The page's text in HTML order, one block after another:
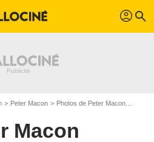
profil search
Peter Macon Photos de Peter Macon
Macon